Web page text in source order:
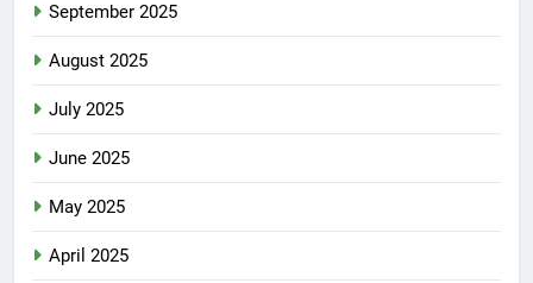
September 2025
August 2025
July 2025
June 2025
May 2025
April 2025